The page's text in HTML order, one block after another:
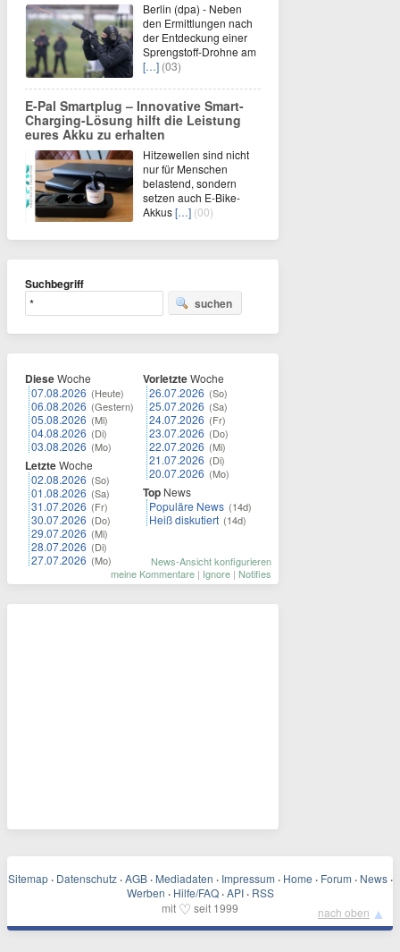
Berlin (dpa) - Neben
den Ermittlungen nach
der Entdeckung einer
Sprengstoff-Drohne am
[…] (03)
E-Pal Smartplug – Innovative Smart-
Charging-Lösung hilft die Leistung
eures Akku zu erhalten
Hitzewellen sind nicht
nur für Menschen
belastend, sondern
setzen auch E-Bike-
Akkus[…] (00)
Suchbegriff
suchen
DieseWoche
07.08.2026 (Heute)
06.08.2026 (Gestern)
05.08.2026 (Mi)
04.08.2026 (Di)
03.08.2026 (Mo)
LetzteWoche
02.08.2026 (So)
01.08.2026 (Sa)
31.07.2026 (Fr)
30.07.2026 (Do)
29.07.2026 (Mi)
28.07.2026 (Di)
27.07.2026 (Mo)
VorletzteWoche
26.07.2026 (So)
25.07.2026 (Sa)
24.07.2026 (Fr)
23.07.2026 (Do)
22.07.2026 (Mi)
21.07.2026 (Di)
20.07.2026 (Mo)
Top News
Populäre News (14d)
Heiß diskutiert (14d)
News-Ansicht konfigurieren
meine Kommentare | Ignore | Notifies
Sitemap · Datenschutz · AGB · Mediadaten · Impressum · Home · Forum · News ·
Werben · Hilfe/FAQ · API · RSS
mit ♡ seit 1999 nach oben ▲